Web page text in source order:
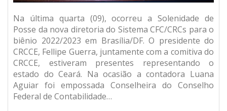
Na última quarta (09), ocorreu a Solenidade de
Posse da nova diretoria do Sistema CFC/CRCs para o
biênio 2022/2023 em Brasília/DF. O presidente do
CRCCE, Fellipe Guerra, juntamente com a comitiva do
CRCCE, estiveram presentes representando o
estado do Ceará. Na ocasião a contadora Luana
Aguiar foi empossada Conselheira do Conselho
Federal de Contabilidade…